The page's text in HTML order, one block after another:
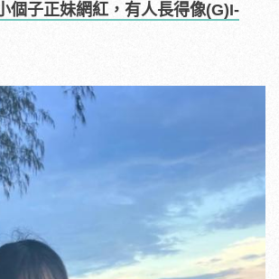
個子正妹網紅，有人長得像(G)I-